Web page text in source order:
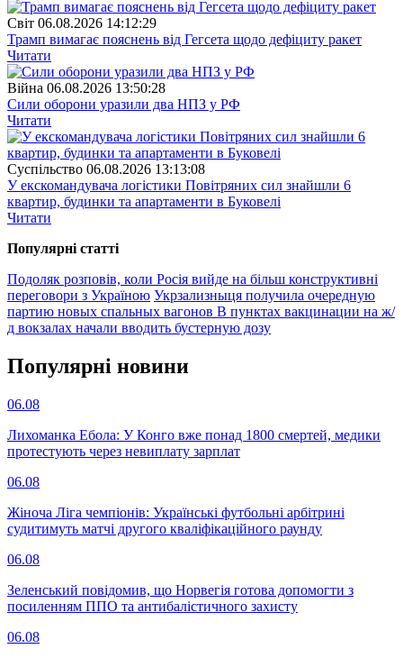
Свiт 06.08.2026 14:12:29
Трамп вимагає пояснень від Гегсета щодо дефіциту ракет
Читати
Війна 06.08.2026 13:50:28
Сили оборони уразили два НПЗ у РФ
Читати
Суспiльство 06.08.2026 13:13:08
У екскомандувача логістики Повітряних сил знайшли 6
квартир, будинки та апартаменти в Буковелі
Читати
Популярнi статтi
Подоляк розповів, коли Росія вийде на більш конструктивні
переговори з Україною Укрзализныця получила очередную
партию новых спальных вагонов В пунктах вакцинации на ж/
д вокзалах начали вводить бустерную дозу
Популярнi новини
06.08
Лихоманка Ебола: У Конго вже понад 1800 смертей, медики
протестують через невиплату зарплат
06.08
Жіноча Ліга чемпіонів: Українські футбольні арбітрині
судитимуть матчі другого кваліфікаційного раунду
06.08
Зеленський повідомив, що Норвегія готова допомогти з
посиленням ППО та антибалістичного захисту
06.08